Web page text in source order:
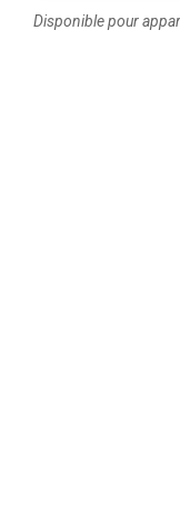
Disponible pour